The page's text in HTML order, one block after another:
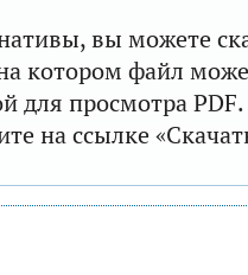
вы можете
котором файл
для просмотра
на ссылке